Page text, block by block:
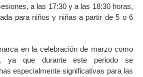
a las 17:30 y a las 18:30 horas,
para niños y niñas a partir de 5 o 6
en la celebración de marzo como
ya que durante este periodo se
especialmente significativas para las